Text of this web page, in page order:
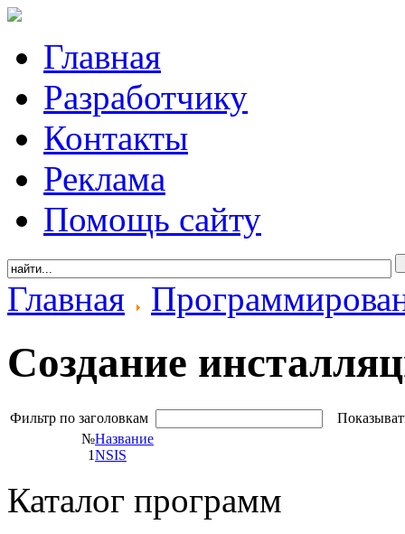
Главная
Разработчику
Контакты
Реклама
Помощь сайту
Главная
Создание
Фильтр по заголовкам
№Название
1NSIS
Каталог программ